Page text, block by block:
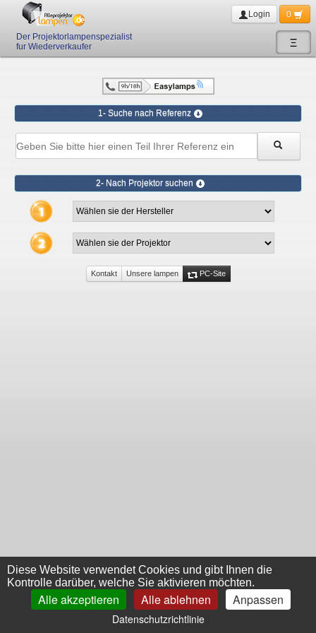
Ξ
Der Projektorlampenspezialist
fur Wiederverkaufer
Login 0
1- Suche nach Referenz
2- Nach Projektor suchen
Kontakt Unsere lampen PC-Site
Diese Website verwendet Cookies und gibt Ihnen die
Kontrolle darüber, welche Sie aktivieren möchten.
Alle akzeptieren Alle ablehnen Anpassen
Datenschutzrichtlinie